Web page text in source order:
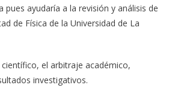
ayudaría a la revisión y análisis de
de Física de la Universidad de La
el arbitraje académico,
investigativos.